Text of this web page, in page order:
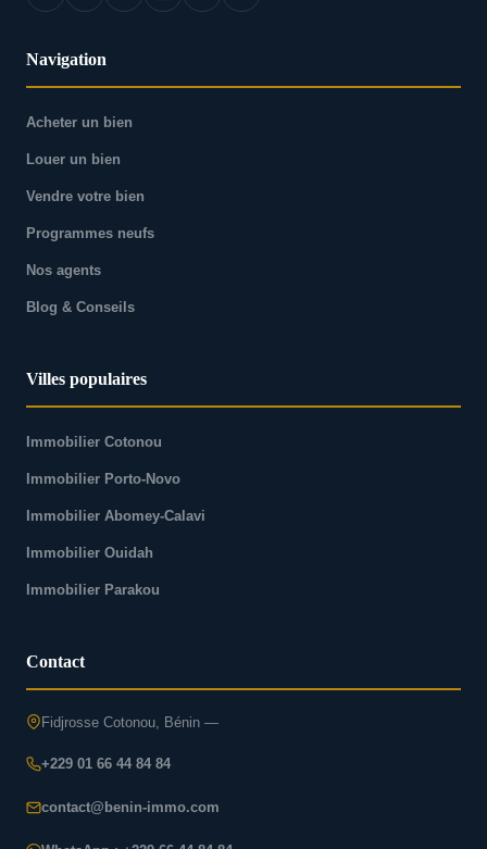
Navigation
Acheter un bien
Louer un bien
Vendre votre bien
Programmes neufs
Nos agents
Blog & Conseils
Villes populaires
Immobilier Cotonou
Immobilier Porto-Novo
Immobilier Abomey-Calavi
Immobilier Ouidah
Immobilier Parakou
Contact
Fidjrosse Cotonou, Bénin —
+229 01 66 44 84 84
contact@benin-immo.com